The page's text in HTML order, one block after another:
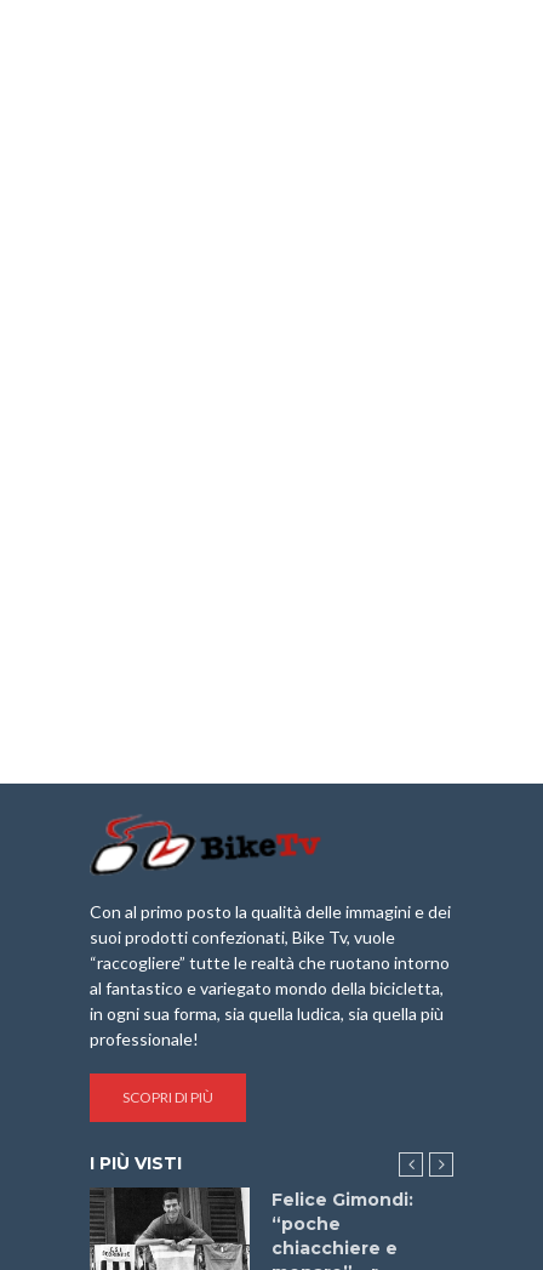
Con al primo posto la qualità delle immagini e dei
suoi prodotti confezionati, Bike Tv, vuole
“raccogliere” tutte le realtà che ruotano intorno
al fantastico e variegato mondo della bicicletta,
in ogni sua forma, sia quella ludica, sia quella più
professionale!
SCOPRI DI PIÙ
I PIÙ VISTI
Felice Gimondi:
“poche
chiacchiere e